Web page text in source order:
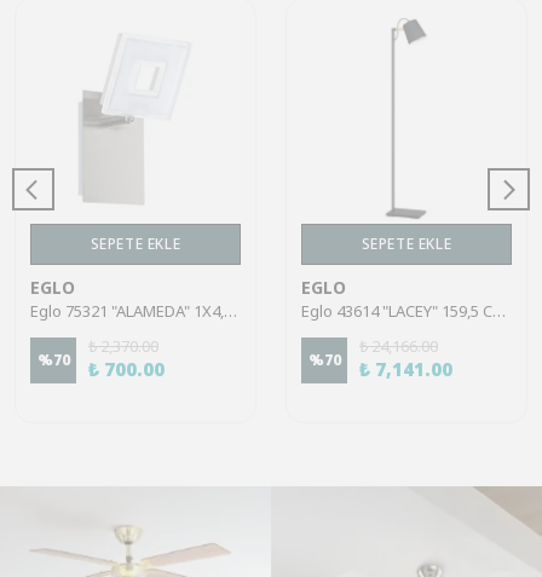
SEPETE EKLE
EGLO
Eglo 75321 "ALAMEDA" 1X4,5W Çelik Nikel Mat Sıva Üstü Spot
%70
₺ 2,370.00
₺ 700.00
SEPETE EKLE
EGLO
Eglo 43614 "LACEY" 159,5 Cm Yüksekliğinde Çelik, Ahşap Köşe Lambası Lambader
%70
₺ 24,166.00
₺ 7,141.00